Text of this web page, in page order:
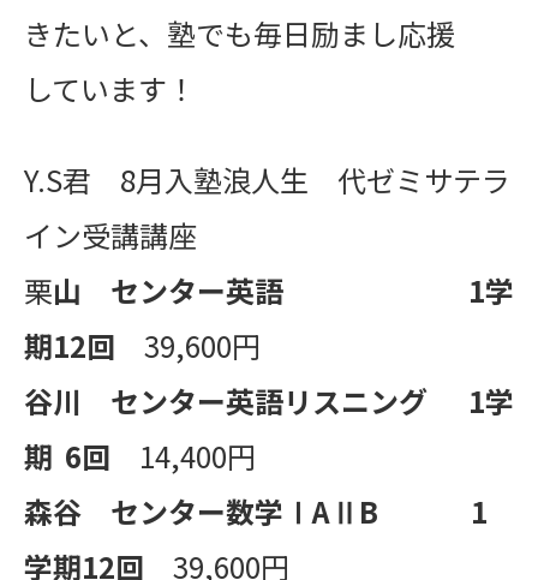
きたいと、塾でも毎日励まし応援
しています！
Y.S君 8月入塾浪人生 代ゼミサテラ
イン受講講座
栗山 センター英語 1学
期12回 39,600円
谷川 センター英語リスニング 1学
期 6回 14,400円
森谷 センター数学ⅠA Ⅱ B
1
学期12回 39,600円